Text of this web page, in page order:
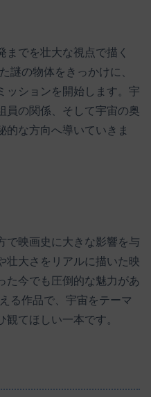
までを壮大な視点で描く
謎の物体をきっかけに、
ッションを開始します。宇
員の関係、そして宇宙の奥
的な方向へ導いていきま
で映画史に大きな影響を与
壮大さをリアルに描いた映
た今でも圧倒的な魅力があ
る作品で、宇宙をテーマ
てほしい一本です。